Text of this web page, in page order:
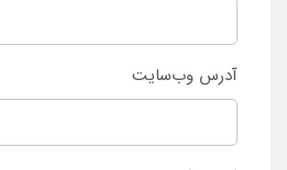
آدرس وب‌سایت